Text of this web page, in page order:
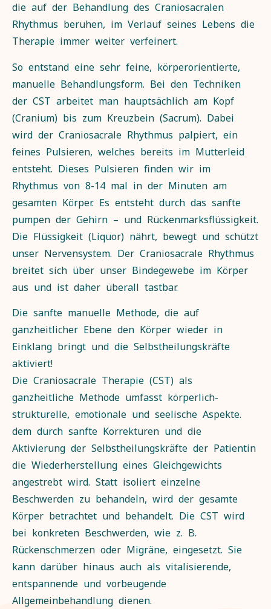
die auf der Behandlung des Craniosacralen
Rhythmus beruhen, im Verlauf seines Lebens die
Therapie immer weiter verfeinert.
So entstand eine sehr feine, körperorientierte,
manuelle Behandlungsform. Bei den Techniken
der CST arbeitet man hauptsächlich am Kopf
(Cranium) bis zum Kreuzbein (Sacrum). Dabei
wird der Craniosacrale Rhythmus palpiert, ein
feines Pulsieren, welches bereits im Mutterleid
entsteht. Dieses Pulsieren finden wir im
Rhythmus von 8-14 mal in der Minuten am
gesamten Körper. Es entsteht durch das sanfte
pumpen der Gehirn – und Rückenmarksflüssigkeit.
Die Flüssigkeit (Liquor) nährt, bewegt und schützt
unser Nervensystem. Der Craniosacrale Rhythmus
breitet sich über unser Bindegewebe im Körper
aus und ist daher überall tastbar.
Die sanfte manuelle Methode, die auf
ganzheitlicher Ebene den Körper wieder in
Einklang bringt und die Selbstheilungskräfte
aktiviert!
Die Craniosacrale Therapie (CST) als
ganzheitliche Methode umfasst körperlich-
strukturelle, emotionale und seelische Aspekte.
dem durch sanfte Korrekturen und die
Aktivierung der Selbstheilungskräfte der Patientin
die Wiederherstellung eines Gleichgewichts
angestrebt wird. Statt isoliert einzelne
Beschwerden zu behandeln, wird der gesamte
Körper betrachtet und behandelt. Die CST wird
bei konkreten Beschwerden, wie z. B.
Rückenschmerzen oder Migräne, eingesetzt. Sie
kann darüber hinaus auch als vitalisierende,
entspannende und vorbeugende
Allgemeinbehandlung dienen.